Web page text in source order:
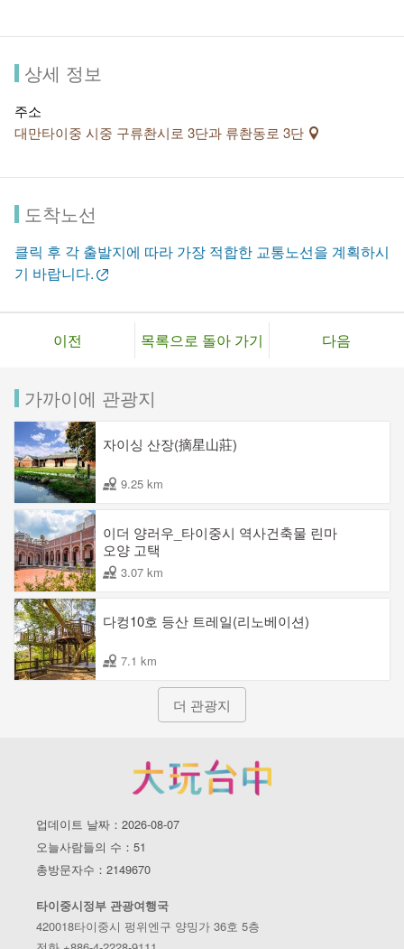
물푸레나무등 타이완 현지의 원생식물을 재배하여 사시사철 서
로 다른 경치를 즐길 수 있습니다.
상세 정보
주소
대만타이중 시중 구류촨시로 3단과 류촨동로 3단
도착노선
클릭 후 각 출발지에 따라 가장 적합한 교통노선을 계획하시
기 바랍니다.
이전 목록으로 돌아 가기 다음
가까이에 관광지
자이싱 산장(摘星山莊)
9.25 km
이더 양러우_타이중시 역사건축물 린마
오양 고택
3.07 km
다컹10호 등산 트레일(리노베이션)
7.1 km
더 관광지
업데이트 날짜：2026-08-07
오늘사람들의 수：51
총방문자수：2149670
타이중시정부 관광여행국
420018타이중시 펑위엔구 양밍가 36호 5층